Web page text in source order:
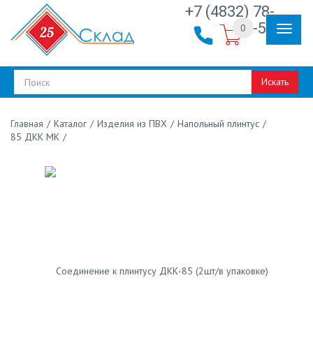
+7 (4832) 78-
30-50
Искать
0
Главная / Каталог / Изделия из ПВХ / Напольный плинтус /
85 ДКК МК /